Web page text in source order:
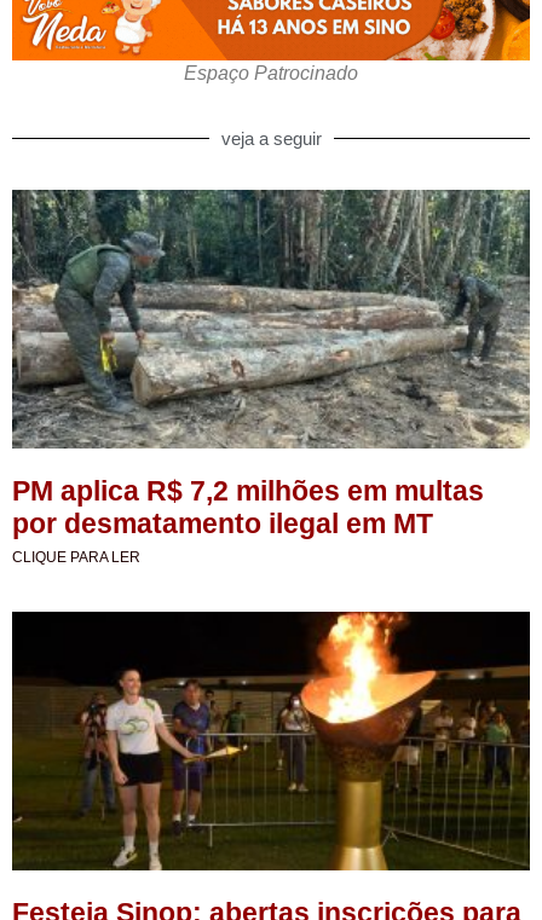
Espaço Patrocinado
veja a seguir
PM aplica R$ 7,2 milhões em multas
por desmatamento ilegal em MT
CLIQUE PARA LER
Festeja Sinop: abertas inscrições para